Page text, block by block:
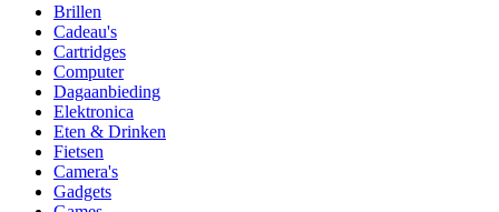
Brillen
Cadeau's
Cartridges
Computer
Dagaanbieding
Elektronica
Eten & Drinken
Fietsen
Camera's
Gadgets